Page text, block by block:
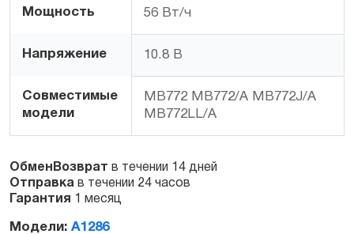
Мощность 56 Вт/ч
Напряжение 10.8 В
Совместимые
модели
MB772 MB772/A MB772J/A
MB772LL/A
ОбменВозврат в течении 14 дней
Отправка в течении 24 часов
Гарантия 1 месяц
Модели: A1286